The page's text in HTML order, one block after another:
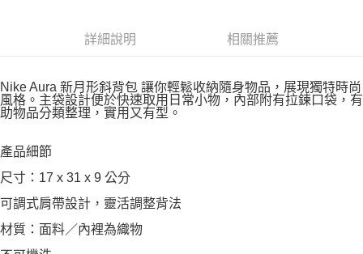
詳細說明 相關推薦
Nike Aura 新月形斜背包 讓你輕鬆收納隨身物品，展現獨特時尚
風格。主袋設計便於快速取用日常小物，內部附有拉鍊口袋，有
助物品分類整理，實用又有型。
產品細節
尺寸：17 x 31 x 9 公分
可調式肩帶設計，靈活調整背法
材質：面料／內裡為織物